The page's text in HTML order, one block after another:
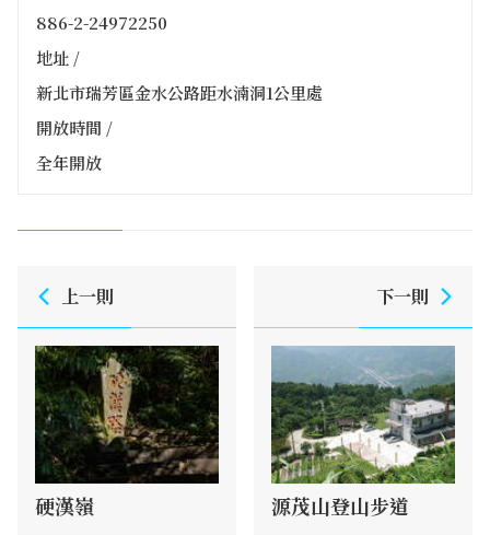
886-2-24972250
地址 /
新北市瑞芳區金水公路距水湳洞1公里處
開放時間 /
全年開放
上一則
硬漢嶺
下一則
源茂山登山步道